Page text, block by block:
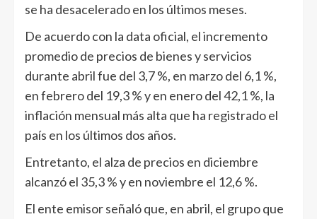
se ha desacelerado en los últimos meses.
De acuerdo con la data oficial, el incremento
promedio de precios de bienes y servicios
durante abril fue del 3,7 %, en marzo del 6,1 %,
en febrero del 19,3 % y en enero del 42,1 %, la
inflación mensual más alta que ha registrado el
país en los últimos dos años.
Entretanto, el alza de precios en diciembre
alcanzó el 35,3 % y en noviembre el 12,6 %.
El ente emisor señaló que, en abril, el grupo que